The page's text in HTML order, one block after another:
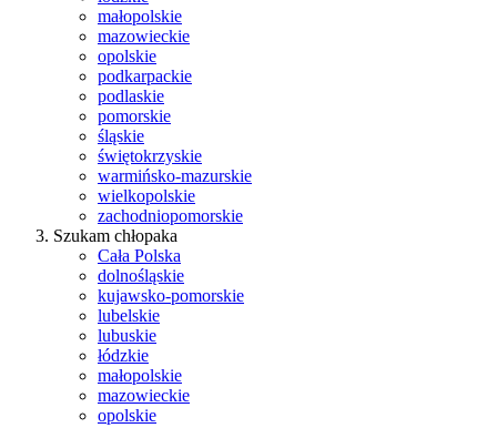
małopolskie
mazowieckie
opolskie
podkarpackie
podlaskie
pomorskie
śląskie
świętokrzyskie
warmińsko-mazurskie
wielkopolskie
zachodniopomorskie
Szukam chłopaka
Cała Polska
dolnośląskie
kujawsko-pomorskie
lubelskie
lubuskie
łódzkie
małopolskie
mazowieckie
opolskie